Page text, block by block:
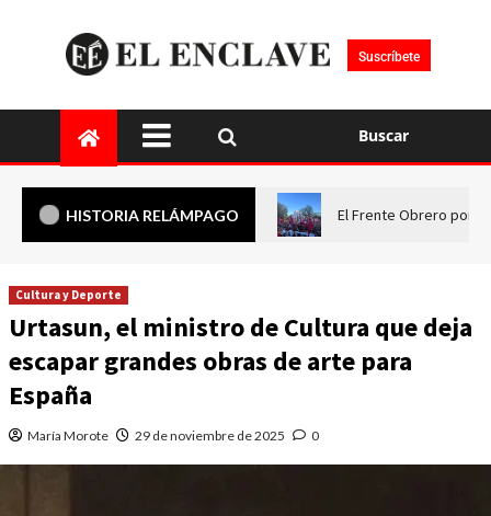
Suscríbete
Buscar
HISTORIA RELÁMPAGO El Frente Obrero pone
Cultura y Deporte
Urtasun, el ministro de Cultura que deja
escapar grandes obras de arte para
España
María Morote 29 de noviembre de 2025 0